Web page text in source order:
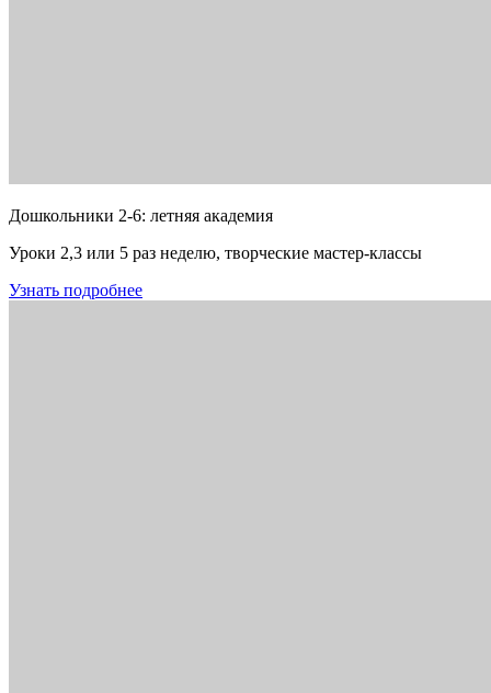
Дошкольники 2-6: летняя академия
Уроки 2,3 или 5 раз неделю, творческие мастер-классы
Узнать подробнее